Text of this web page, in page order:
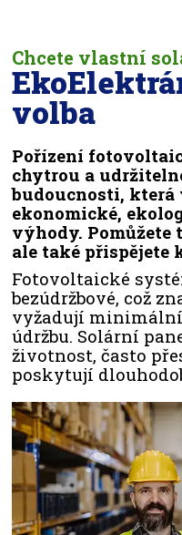
Chcete vlastní
volba
Pořízení
chytrou a
budoucnosti,
ekonomické,
výhody. Pomůžete
ale také přispějete
Fotovoltaické
bezúdržbové, což
vyžadují
údržbu. Solární
životnost, často
poskytují